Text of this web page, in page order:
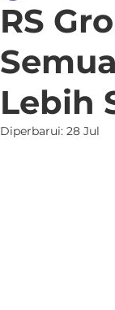
RS
Lebih
Diperbarui: 28 Jul